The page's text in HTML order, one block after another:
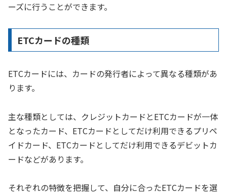
ーズに行うことができます。
ETCカードの種類
ETCカードには、カードの発行者によって異なる種類があ
ります。
主な種類としては、クレジットカードとETCカードが一体
となったカード、ETCカードとしてだけ利用できるプリペ
イドカード、ETCカードとしてだけ利用できるデビットカ
ードなどがあります。
それぞれの特徴を把握して、自分に合ったETCカードを選